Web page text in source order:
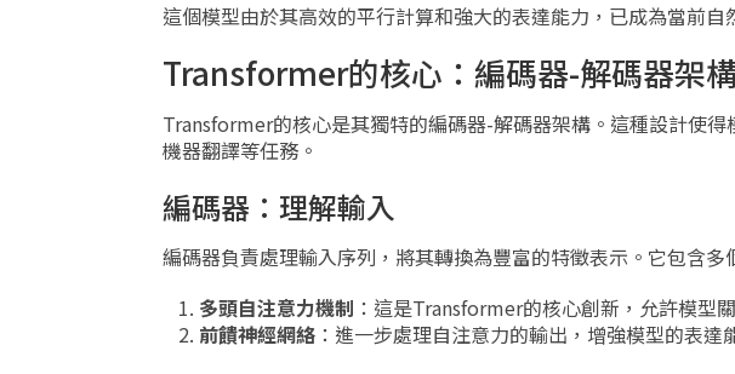
這個模型由於其高效的平行計算和強大的表達能力，已成為當前自
Transformer的核心：編碼器-解碼器架
Transformer的核心是其獨特的編碼器-解碼器架構。這種設計使
機器翻譯等任務。
編碼器：理解輸入
編碼器負責處理輸入序列，將其轉換為豐富的特徵表示。它包含多
多頭自注意力機制 ：這是Transformer的核心創新，允許模型
前饋神經網絡 ：進一步處理自注意力的輸出，增強模型的表達